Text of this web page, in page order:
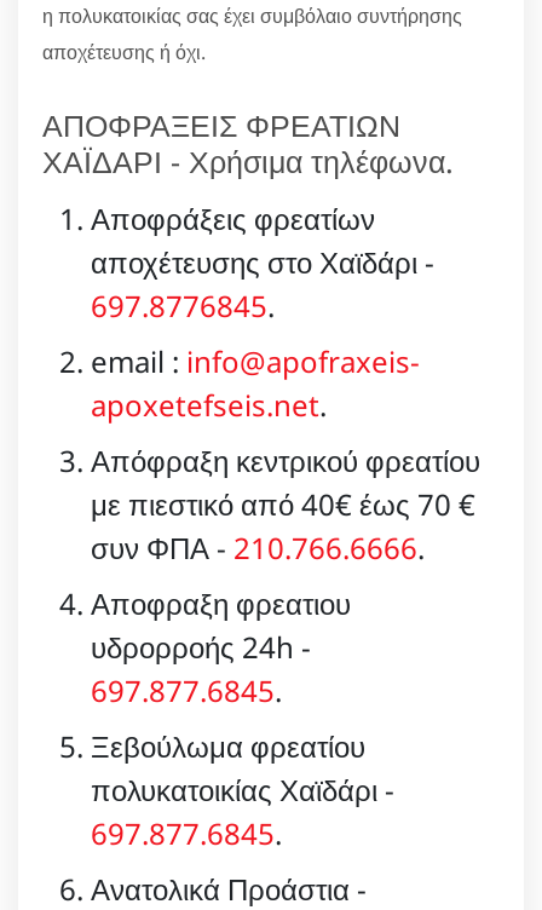
η πολυκατοικίας σας έχει συμβόλαιο συντήρησης
αποχέτευσης ή όχι.
ΑΠΟΦΡΑΞΕΙΣ ΦΡΕΑΤΙΩΝ
ΧΑΪΔΑΡΙ - Χρήσιμα τηλέφωνα.
Αποφράξεις φρεατίων
αποχέτευσης στο Χαϊδάρι -
697.8776845.
email : info@apofraxeis-
apoxetefseis.net.
Απόφραξη κεντρικού φρεατίου
με πιεστικό από 40€ έως 70 €
συν ΦΠΑ - 210.766.6666.
Αποφραξη φρεατιου
υδρορροής 24h -
697.877.6845.
Ξεβούλωμα φρεατίου
πολυκατοικίας Χαϊδάρι -
697.877.6845.
Ανατολικά Προάστια -